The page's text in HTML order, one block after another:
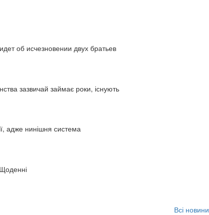
об исчезновении двух братьев
зазвичай займає роки, існують
адже нинішня система
Всі новини